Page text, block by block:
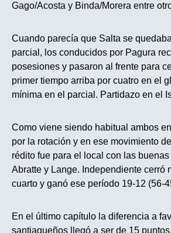
Gago/Acosta y Binda/Morera entre
Cuando parecía que Salta se
parcial, los conducidos por Pagura
posesiones y pasaron al frente para
primer tiempo arriba por cuatro en el
mínima en el parcial. Partidazo en el
Como viene siendo habitual ambos
por la rotación y en ese movimiento
rédito fue para el local con las
Abratte y Lange. Independiente cerró
cuarto y ganó ese período 19-12 (56-
En el último capítulo la diferencia a
santiagueños llegó a ser de 15